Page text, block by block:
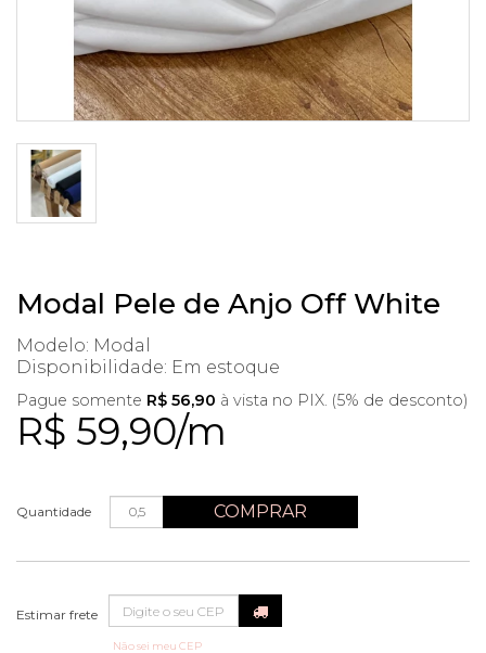
Modal Pele de Anjo Off White
Modelo: Modal
Disponibilidade: Em estoque
R$ 59,90/m
Pague somente R$ 56,90 à vista no PIX. (5% de desconto)
Quantidade COMPRAR
Não sei meu CEP